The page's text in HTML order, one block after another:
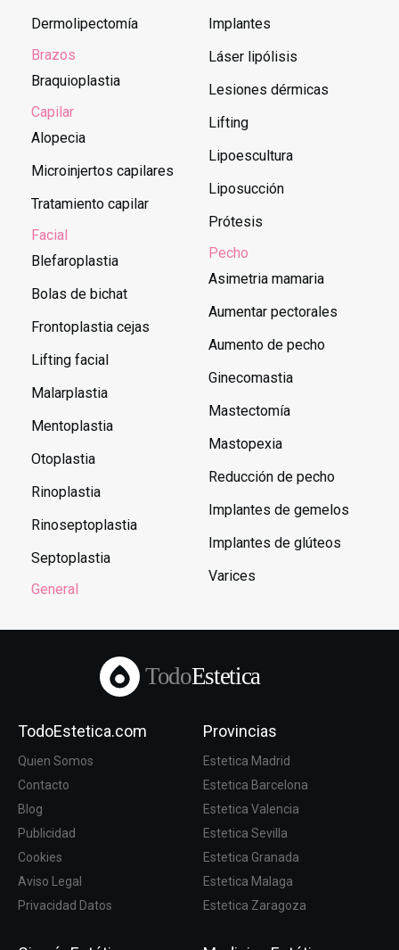
Dermolipectomía
Brazos
Braquioplastia
Capilar
Alopecia
Microinjertos capilares
Tratamiento capilar
Facial
Blefaroplastia
Bolas de bichat
Frontoplastia cejas
Lifting facial
Malarplastia
Mentoplastia
Otoplastia
Rinoplastia
Rinoseptoplastia
Septoplastia
General
Implantes
Láser lipólisis
Lesiones dérmicas
Lifting
Lipoescultura
Liposucción
Prótesis
Pecho
Asimetria mamaria
Aumentar pectorales
Aumento de pecho
Ginecomastia
Mastectomía
Mastopexia
Reducción de pecho
Implantes de gemelos
Implantes de glúteos
Varices
TodoEstetica
TodoEstetica.com
Quien Somos
Contacto
Blog
Publicidad
Cookies
Aviso Legal
Privacidad Datos
Provincias
Estetica Madrid
Estetica Barcelona
Estetica Valencia
Estetica Sevilla
Estetica Granada
Estetica Malaga
Estetica Zaragoza